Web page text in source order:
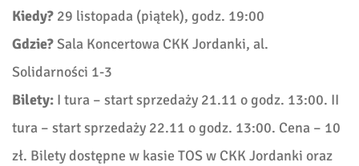
Kiedy? 29 listopada (piątek), godz. 19:00
Gdzie?Sala Koncertowa CKK Jordanki, al.
Solidarności 1-3
Bilety: I tura – start sprzedaży 21.11 o godz. 13:00. II
tura – start sprzedaży 22.11 o godz. 13:00. Cena – 10
zł. Bilety dostępne w kasie TOS w CKK Jordanki oraz